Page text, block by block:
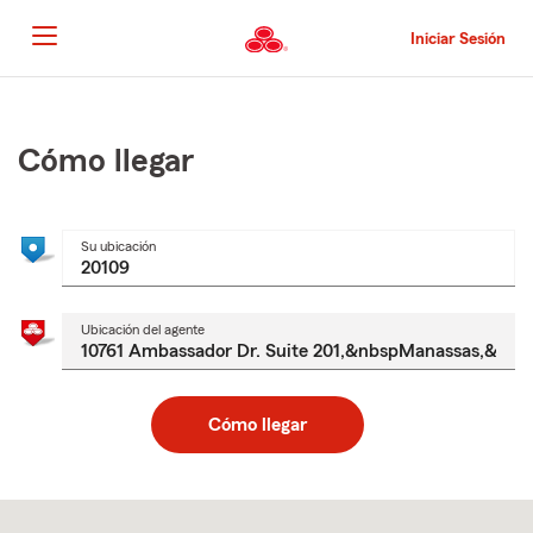
al
contenido
principal
Iniciar Sesión
principal
Cómo llegar
Su ubicación
Ubicación del agente
Cómo llegar
to